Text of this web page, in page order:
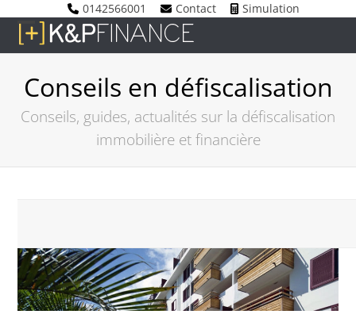
content
0142566001 Contact Simulation
Open
menu
Close
menu
Conseils en défiscalisation
Conseils, guides, actualités sur la défiscalisation
immobilière et financière